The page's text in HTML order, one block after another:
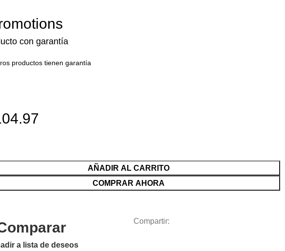
con garantía
productos tienen garantía
AÑADIR AL CARRITO
COMPRAR AHORA
a lista de deseos
Compartir: